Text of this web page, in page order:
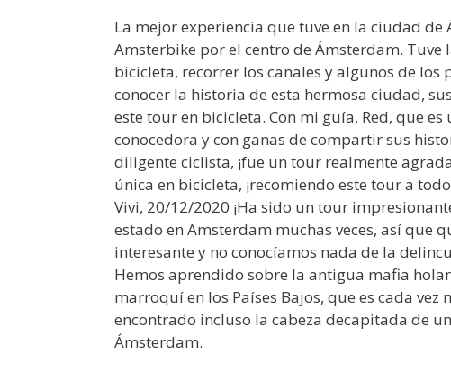
La mejor experiencia que tuve en la ciudad
Amsterbike por el centro de Ámsterdam.
bicicleta, recorrer los canales y algunos de
conocer la historia de esta hermosa ciudad,
este tour en bicicleta. Con mi guía, Red, que
conocedora y con ganas de compartir sus
diligente ciclista, ¡fue un tour realmente
única en bicicleta, ¡recomiendo este tour a
Vivi, 20/12/2020 ¡Ha sido un tour
estado en Amsterdam muchas veces, así que
interesante y no conocíamos nada de la
Hemos aprendido sobre la antigua mafia
marroquí en los Países Bajos, que es cada vez
encontrado incluso la cabeza decapitada de
Ámsterdam.